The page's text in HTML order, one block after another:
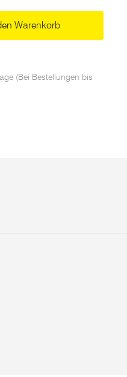
Warenkorb
(Bei Bestellungen bis